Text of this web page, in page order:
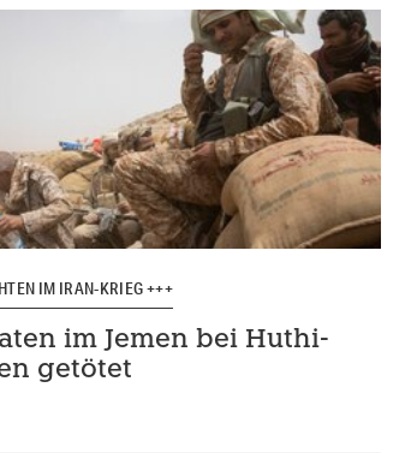
IM IRAN-KRIEG +++
im Jemen bei Huthi-
getötet